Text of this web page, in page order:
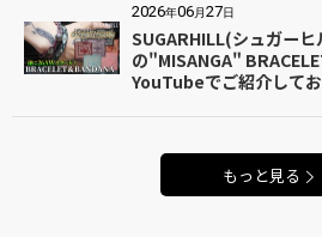
2026年06月27日
SUGARHILL(シュガーヒ
の"MISANGA"
YouTubeでご紹介してお
もっと見る